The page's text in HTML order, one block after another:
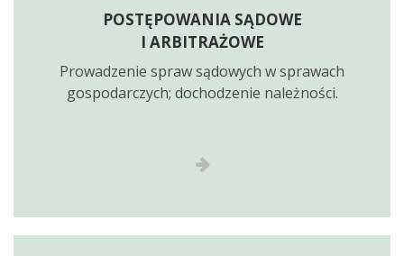
POSTĘPOWANIA SĄDOWE
I ARBITRAŻOWE
Prowadzenie spraw sądowych w sprawach
gospodarczych; dochodzenie należności.